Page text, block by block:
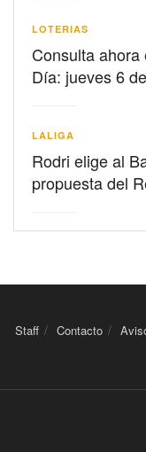
LOTERIAS
Consulta
Día: jueves 6
LALIGA
Rodri elige al
propuesta del
Staff Contacto